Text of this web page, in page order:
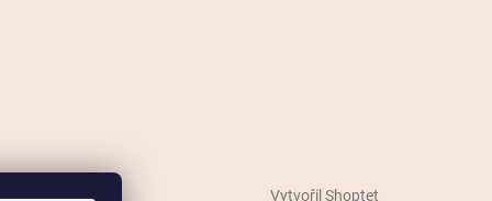
Vytvořil Shoptet